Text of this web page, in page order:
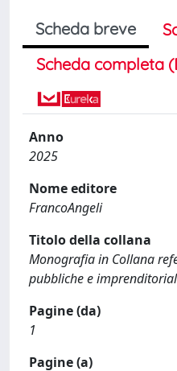
Scheda breve
Scheda completa
Anno
2025
Nome editore
FrancoAngeli
Titolo della collana
Monografia in Collana
pubbliche e
Pagine (da)
1
Pagine (a)